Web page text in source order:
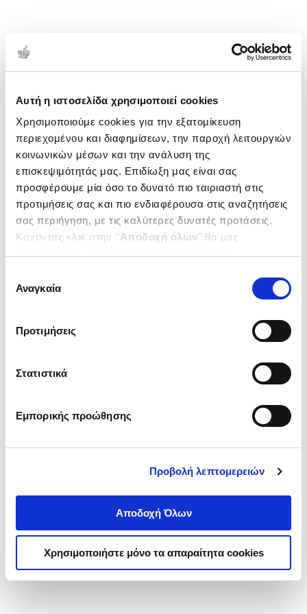
Αυτή η ιστοσελίδα χρησιμοποιεί cookies
Χρησιμοποιούμε cookies για την εξατομίκευση
περιεχομένου και διαφημίσεων, την παροχή λειτουργιών
κοινωνικών μέσων και την ανάλυση της
επισκεψιμότητάς μας. Επιδίωξη μας είναι σας
προσφέρουμε μία όσο το δυνατό πιο ταιριαστή στις
προτιμήσεις σας και πιο ενδιαφέρουσα στις αναζητήσεις
σας περιήγηση, με τις καλύτερες δυνατές προτάσεις.
Κάνοντας κλικ στην ‘’Αποδοχή όλων’’ θα μας
ενδιαφέρουν και να επιλέξετε από τα παρακάτω με την
΄΄και να ενημερωθείτε σχετικά με
συγκατάθεσης
Αναγκαία
Προτιμήσεις
Στατιστικά
Εμπορικής προώθησης
Προβολή λεπτομερειών
Αποδοχή Όλων
Χρησιμοποιήστε μόνο τα απαραίτητα cookies